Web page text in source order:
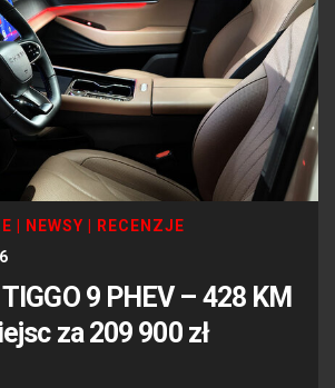
NEWSY
RECENZJE
9 PHEV – 428 KM
za 209 900 zł